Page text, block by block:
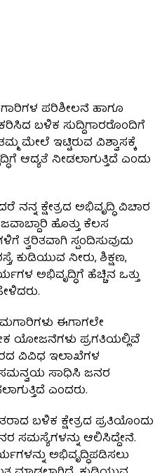
ಪರಿಶೀಲನೆ ಹಾಗೂ
ಬಳಿಕ ಸುದ್ದಿಗಾರರೊಂದಿಗೆ
ಮೇಲೆ ಇಟ್ಟಿರುವ ವಿಶ್ವಾಸಕ್ಕೆ
ಆದ್ಯತೆ ನೀಡಲಾಗುತ್ತಿದೆ ಎಂದು
ನನ್ನ ಕ್ಷೇತ್ರದ ಅಭಿವೃದ್ಧಿ ವಿಚಾರ
ಹೊತ್ತು ಕೆಲಸ
ತ್ವರಿತವಾಗಿ ಸ್ಪಂದಿಸುವುದು
ಕುಡಿಯುವ ನೀರು, ಶಿಕ್ಷಣ,
ಅಭಿವೃದ್ಧಿಗೆ ಹೆಚ್ಚಿನ ಒತ್ತು
ಈಗಾಗಲೇ
ಯೋಜನೆಗಳು ಪ್ರಗತಿಯಲ್ಲಿವೆ
ವಿವಿಧ ಇಲಾಖೆಗಳ
ಸಾಧಿಸಿ ಜನರ
ಎಂದರು.
ಬಳಿಕ ಕ್ಷೇತ್ರದ ಪ್ರತಿಯೊಂದು
ಸಮಸ್ಯೆಗಳನ್ನು ಆಲಿಸಿದ್ದೇನೆ.
ಅಭಿವೃದ್ಧಿಪಡಿಸಲು